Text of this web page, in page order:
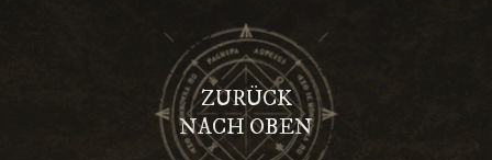
ZURÜCK
NACH OBEN